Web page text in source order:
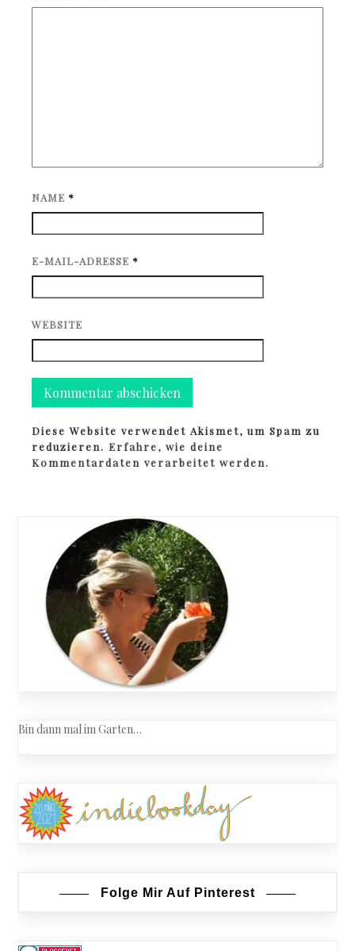
NAME *
E-MAIL-ADRESSE *
WEBSITE
Diese Website verwendet Akismet, um Spam zu
reduzieren.Erfahre, wie deine
Kommentardaten verarbeitet werden.
Bin dann mal im Garten…
Folge Mir Auf Pinterest